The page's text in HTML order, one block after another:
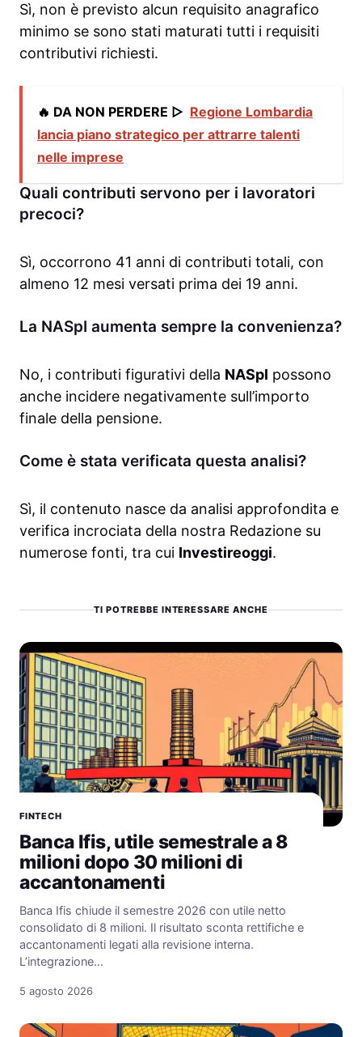
Sì, non è previsto alcun requisito anagrafico
minimo se sono stati maturati tutti i requisiti
contributivi richiesti.
🔥 DA NON PERDERE ▷ Regione Lombardia
lancia piano strategico per attrarre talenti
nelle imprese
Quali contributi servono per i lavoratori
precoci?
Sì, occorrono 41 anni di contributi totali, con
almeno 12 mesi versati prima dei 19 anni.
La NASpI aumenta sempre la convenienza?
No, i contributi figurativi della NASpI possono
anche incidere negativamente sull’importo
finale della pensione.
Come è stata verificata questa analisi?
Sì, il contenuto nasce da analisi approfondita e
verifica incrociata della nostra Redazione su
numerose fonti, tra cui Investireoggi.
TI POTREBBE INTERESSARE ANCHE
FINTECH
Banca Ifis, utile semestrale a 8
milioni dopo 30 milioni di
accantonamenti
Banca Ifis chiude il semestre 2026 con utile netto
consolidato di 8 milioni. Il risultato sconta rettifiche e
accantonamenti legati alla revisione interna.
L’integrazione…
5 agosto 2026